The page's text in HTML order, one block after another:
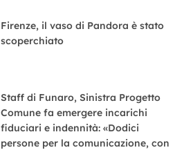
Firenze, il vaso di Pandora è stato
scoperchiato
Staff di Funaro, Sinistra Progetto
Comune fa emergere incarichi
fiduciari e indennità: «Dodici
persone per la comunicazione, con